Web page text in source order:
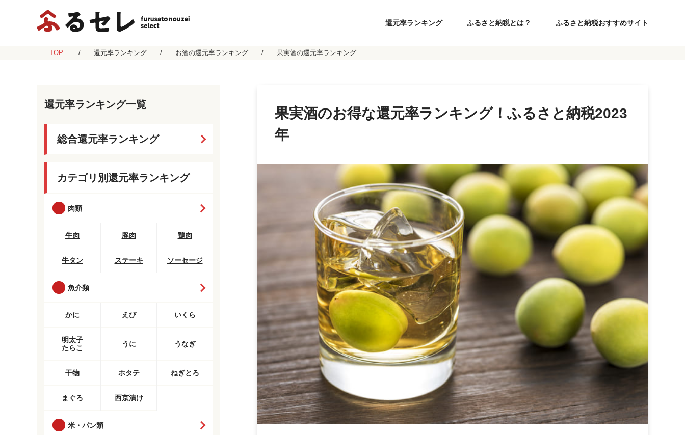
還元率ランキング ふるさと納税とは？ ふるさと納税おすすめサイト
TOP 還元率ランキング お酒の還元率ランキング 果実酒の還元率ランキング
果実酒のお得な還元率ランキング！ふるさと納税2023
年
還元率ランキング一覧
総合還元率ランキング
カテゴリ別還元率ランキング
肉類
牛肉 豚肉 鶏肉
牛タン ステーキ ソーセージ
魚介類
かに えび いくら
明太子
たらこ
うに うなぎ
干物 ホタテ ねぎとろ
まぐろ 西京漬け
米・パン類